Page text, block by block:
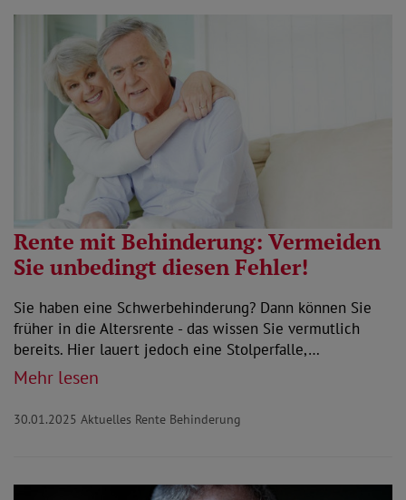
Rente mit Behinderung: Vermeiden
Sie unbedingt diesen Fehler!
Sie haben eine Schwerbehinderung? Dann können Sie
früher in die Altersrente - das wissen Sie vermutlich
bereits. Hier lauert jedoch eine Stolperfalle,…
Mehr lesen
30.01.2025 Aktuelles Rente Behinderung